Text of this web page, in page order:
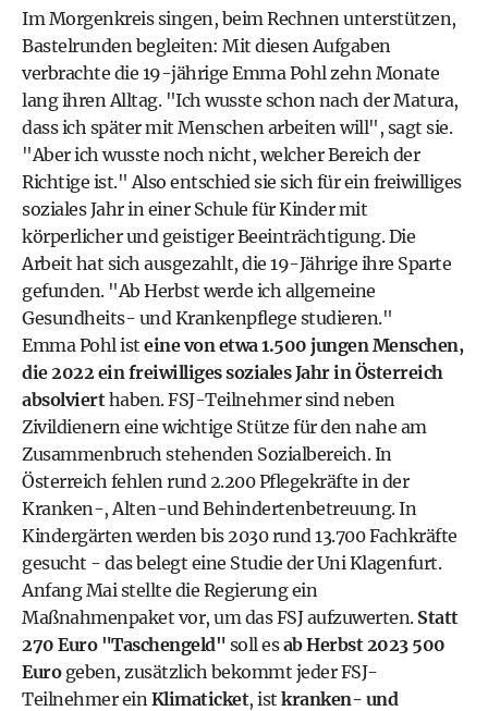
Im Morgenkreis singen, beim Rechnen unterstützen,
Bastelrunden begleiten: Mit diesen Aufgaben
verbrachte die 19-jährige Emma Pohl zehn Monate
lang ihren Alltag. "Ich wusste schon nach der Matura,
dass ich später mit Menschen arbeiten will", sagt sie.
"Aber ich wusste noch nicht, welcher Bereich der
Richtige ist." Also entschied sie sich für ein freiwilliges
soziales Jahr in einer Schule für Kinder mit
körperlicher und geistiger Beeinträchtigung. Die
Arbeit hat sich ausgezahlt, die 19-Jährige ihre Sparte
gefunden. "Ab Herbst werde ich allgemeine
Gesundheits- und Krankenpflege studieren."
Emma Pohl ist eine von etwa 1.500 jungen Menschen,
die 2022 ein freiwilliges soziales Jahr in Österreich
absolvierthaben. FSJ-Teilnehmer sind neben
Zivildienern eine wichtige Stütze für den nahe am
Zusammenbruch stehenden Sozialbereich. In
Österreich fehlen rund 2.200 Pflegekräfte in der
Kranken-, Alten-und Behindertenbetreuung. In
Kindergärten werden bis 2030 rund 13.700 Fachkräfte
gesucht - das belegt eine Studie der Uni Klagenfurt.
Anfang Mai stellte die Regierung ein
Maßnahmenpaket vor, um das FSJ aufzuwerten. Statt
270 Euro "Taschengeld" soll esab Herbst 2023 500
Eurogeben, zusätzlich bekommt jeder FSJ-
Teilnehmer einKlimaticket, ist kranken- und